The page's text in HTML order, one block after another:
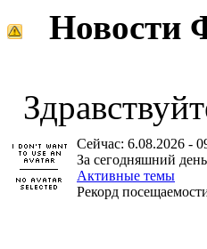
Новости
Сейчас: 6.08.2026 -
За сегодняшний
Активные темы
Рекорд